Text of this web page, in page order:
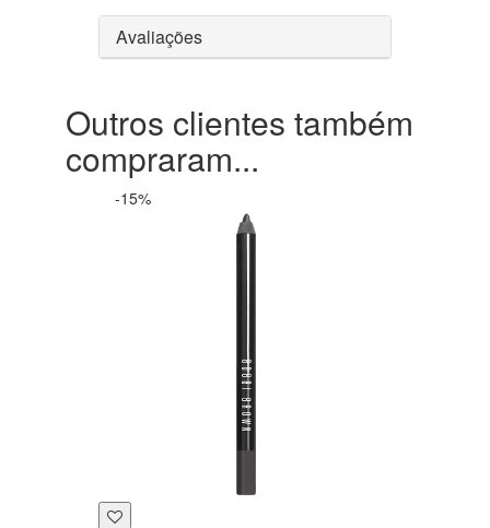
Avaliações
Outros clientes também
compraram...
-15%